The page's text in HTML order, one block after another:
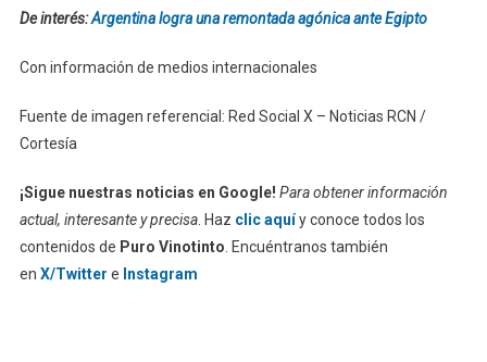
De interés:Argentina logra una remontada agónica ante Egipto
Con información de medios internacionales
Fuente de imagen referencial: Red Social X – Noticias RCN /
Cortesía
¡Sigue nuestras noticias en Google! Para obtener información
actual, interesante y precisa. Haz clic aquíy conoce todos los
contenidos de Puro Vinotinto . Encuéntranos también
en X/Twitter e Instagram